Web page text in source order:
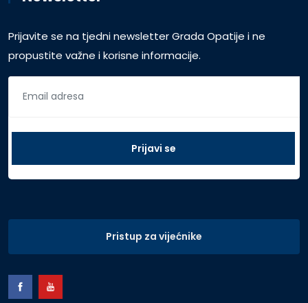
Prijavite se na tjedni newsletter Grada Opatije i ne
propustite važne i korisne informacije.
Pristup za vijećnike